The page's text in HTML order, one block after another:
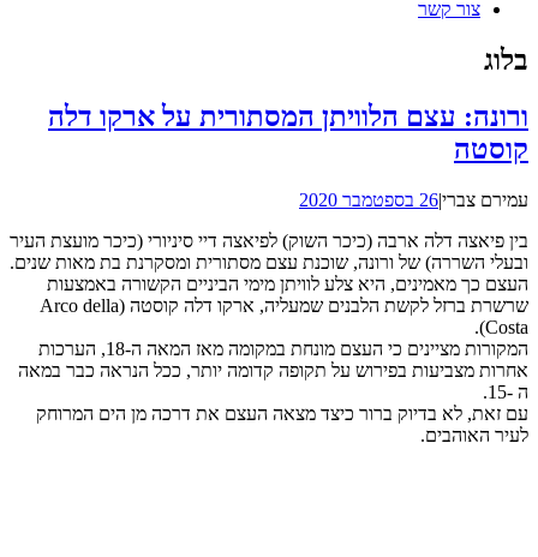
צור קשר
בלוג
ורונה: עצם הלוויתן המסתורית על ארקו דלה
קוסטה
עמירם צברי|26 בספטמבר 2020
בין פיאצה דלה ארבה (כיכר השוק) לפיאצה דיי סיניורי (כיכר מועצת העיר
ובעלי השררה) של ורונה, שוכנת עצם מסתורית ומסקרנת בת מאות שנים.
העצם כך מאמינים, היא צלע לוויתן מימי הביניים הקשורה באמצעות
שרשרת ברזל לקשת הלבנים שמעליה, ארקו דלה קוסטה (Arco della
Costa).
המקורות מציינים כי העצם מונחת במקומה מאז המאה ה-18, הערכות
אחרות מצביעות בפירוש על תקופה קדומה יותר, ככל הנראה כבר במאה
ה -15.
עם זאת, לא בדיוק ברור כיצד מצאה העצם את דרכה מן הים המרוחק
לעיר האוהבים.